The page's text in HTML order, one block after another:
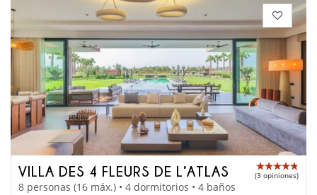
VILLA DES 4 FLEURS DE L’ATLAS (3 opiniones)
8 personas (16 máx.) • 4 dormitorios • 4 baños